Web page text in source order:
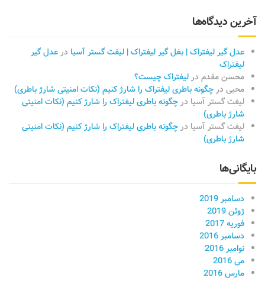
آخرین دیدگاه‌ها
عدل گیر لیفتراک | بغل گیر لیفتراک​ | لیفت گستر آسیا در عدل گیر
لیفتراک
محسن مقدم در لیفتراک چیست؟
محبی در چگونه باطری لیفتراک را شارژ کنیم (نکات امنیتی شارژ باطری)
لیفت گستر آسیا در چگونه باطری لیفتراک را شارژ کنیم (نکات امنیتی
شارژ باطری)
لیفت گستر آسیا در چگونه باطری لیفتراک را شارژ کنیم (نکات امنیتی
شارژ باطری)
بایگانی‌ها
دسامبر 2019
ژوئن 2019
فوریه 2017
دسامبر 2016
نوامبر 2016
می 2016
مارس 2016